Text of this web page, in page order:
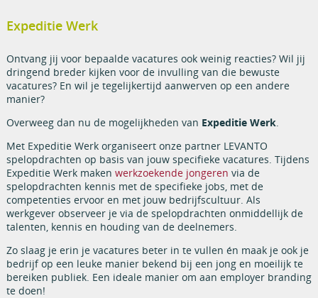
Expeditie Werk
Ontvang jij voor bepaalde vacatures ook weinig reacties? Wil jij
dringend breder kijken voor de invulling van die bewuste
vacatures? En wil je tegelijkertijd aanwerven op een andere
manier?
Overweeg dan nu de mogelijkheden van Expeditie Werk.
Met Expeditie Werk organiseert onze partner LEVANTO
spelopdrachten op basis van jouw specifieke vacatures. Tijdens
Expeditie Werk maken werkzoekende jongeren via de
spelopdrachten kennis met de specifieke jobs, met de
competenties ervoor en met jouw bedrijfscultuur. Als
werkgever observeer je via de spelopdrachten onmiddellijk de
talenten, kennis en houding van de deelnemers.
Zo slaag je erin je vacatures beter in te vullen én maak je ook je
bedrijf op een leuke manier bekend bij een jong en moeilijk te
bereiken publiek. Een ideale manier om aan employer branding
te doen!